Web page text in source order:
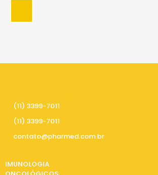
(11) 3399-7011
(11) 3399-7011
contato@pharmed.com.br
IMUNOLOGIA